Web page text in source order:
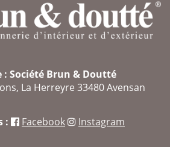
: Société Brun & Doutté
La Herreyre 33480 Avensan
: Facebook Instagram